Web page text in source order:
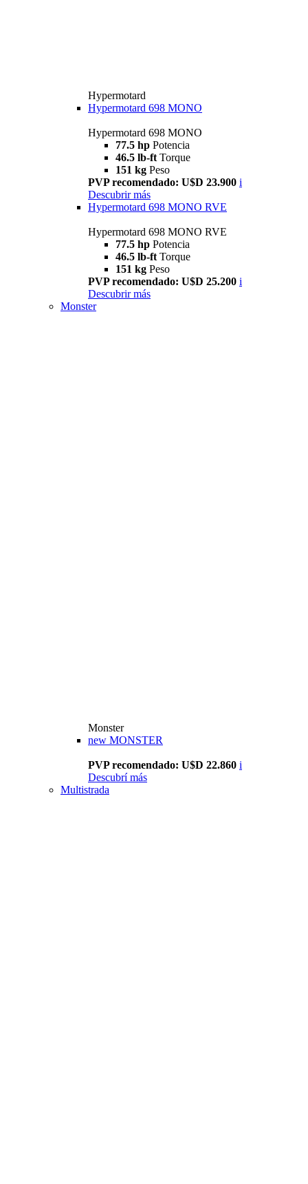
Hypermotard
Hypermotard 698 MONO
Hypermotard 698 MONO
77.5 hp Potencia
46.5 lb-ft Torque
151 kg Peso
PVP recomendado: U$D 23.900 i
Descubrir más
Hypermotard 698 MONO RVE
Hypermotard 698 MONO RVE
77.5 hp Potencia
46.5 lb-ft Torque
151 kg Peso
PVP recomendado: U$D 25.200 i
Descubrir más
Monster
Monster
new MONSTER
PVP recomendado: U$D 22.860 i
Descubrí más
Multistrada